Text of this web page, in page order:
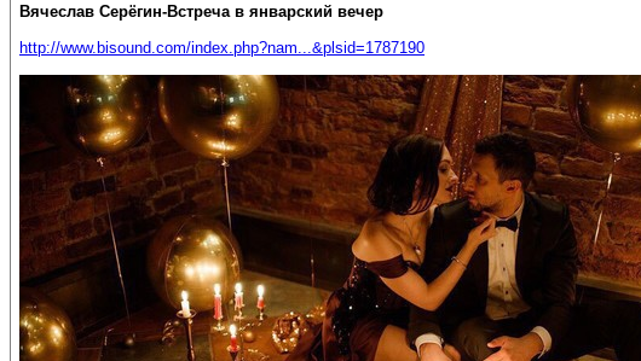
Вячеслав Серёгин-Встреча в январский вечер
http://www.bisound.com/index.php?nam...&plsid=1787190